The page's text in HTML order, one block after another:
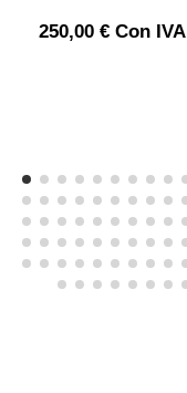
250,00 € Con IVA